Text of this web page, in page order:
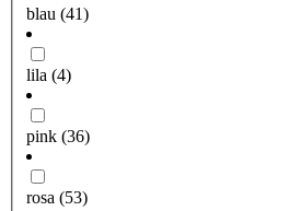
blau (41)
lila (4)
pink (36)
rosa (53)